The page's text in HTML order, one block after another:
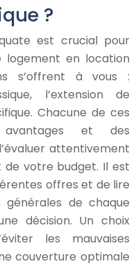
?
est crucial pour
en location
s’offrent à vous :
l’extension de
Chacune de ces
et des
attentivement
votre budget. Il est
offres et de lire
de chaque
décision. Un choix
les mauvaises
couverture optimale